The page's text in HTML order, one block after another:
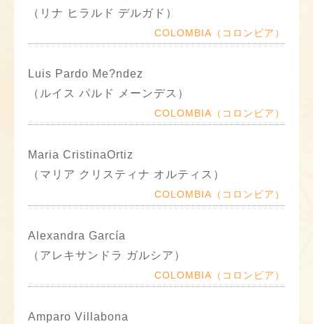
（リナ ヒラルド デルガド）
COLOMBIA（コロンビア）
Luis Pardo Me?ndez
（ルイス パルド メーンデス）
COLOMBIA（コロンビア）
Maria CristinaOrtiz
（マリア クリスティナ オルティス）
COLOMBIA（コロンビア）
Alexandra García
（アレキサンドラ ガルシア）
COLOMBIA（コロンビア）
Amparo Villabona